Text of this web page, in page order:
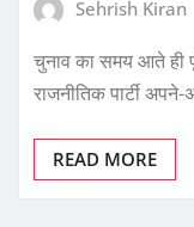
Sehrish Kiran
चुनाव का समय आते ही
राजनीतिक पार्टी
READ MORE